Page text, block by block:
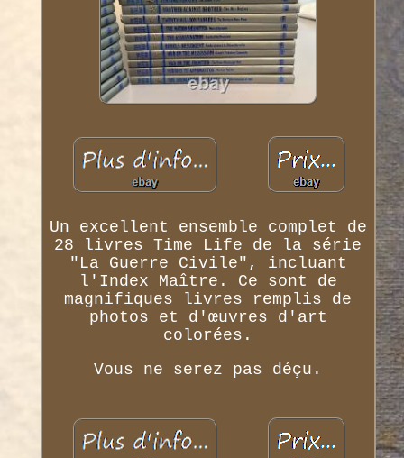
Un excellent ensemble complet de
28 livres Time Life de la série
"La Guerre Civile", incluant
l'Index Maître. Ce sont de
magnifiques livres remplis de
photos et d'œuvres d'art
colorées.
Vous ne serez pas déçu.